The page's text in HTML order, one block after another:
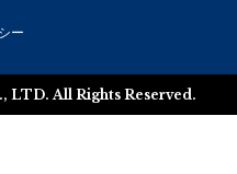
ー
LTD. All Rights Reserved.